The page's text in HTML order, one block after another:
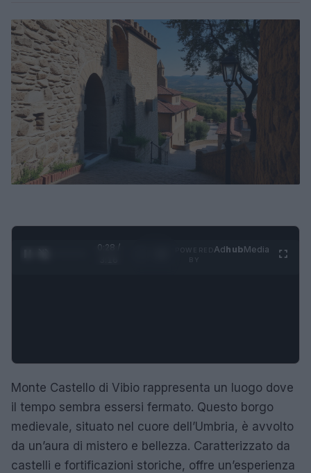
0:29 /
AdhubMedia
Monte Castello di Vibio rappresenta un luogo dove
il tempo sembra essersi fermato. Questo borgo
medievale, situato nel cuore dell’Umbria, è avvolto
da un’aura di mistero e bellezza. Caratterizzato da
castelli e fortificazioni storiche, offre un’esperienza